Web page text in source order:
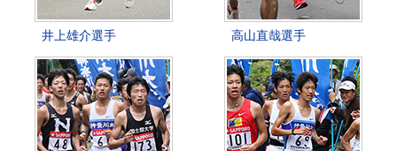
井上雄介選手 高山直哉選手